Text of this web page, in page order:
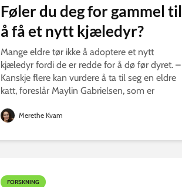
Føler du deg for gammel til
å få et nytt kjæledyr?
Mange eldre tør ikke å adoptere et nytt
kjæledyr fordi de er redde for å dø før dyret. –
Kanskje flere kan vurdere å ta til seg en eldre
katt, foreslår Maylin Gabrielsen, som er
Merethe Kvam
FORSKNING